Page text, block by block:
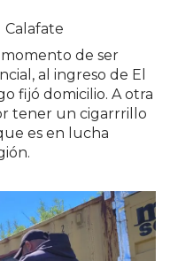
Calafate
de ser
al ingreso de El
fijó domicilio. A otra
tener un cigarrrillo
es en lucha